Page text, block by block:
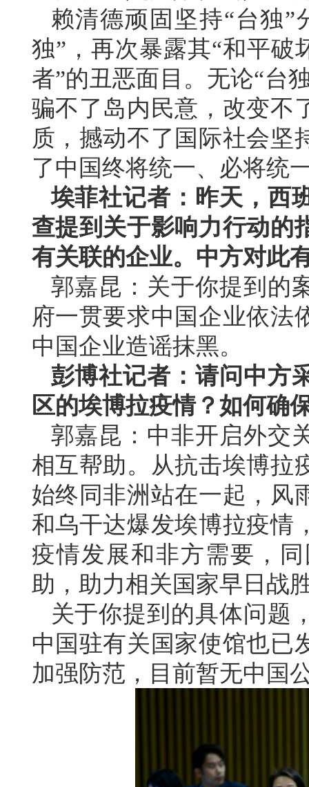
赖清德顽固坚持“台独”
独”，再次暴露其“和平破
者”的丑恶面目。无论“台
骗不了岛内民意，改变不
质，撼动不了国际社会坚
了中国终将统一、必将统
埃菲社记者：昨天，西
查提到关于影响力行动的
有关联的企业。中方对此
郭嘉昆：关于你提到的
府一贯要求中国企业依法
中国企业造谣抹黑。
彭博社记者：请问中方
区的埃博拉疫情？如何确
郭嘉昆：中非开启外交
相互帮助。从抗击埃博拉
始终同非洲站在一起，风
和乌干达爆发埃博拉疫情
疫情发展和非方需要，
助，助力相关国家早日战
关于你提到的具体问题
中国驻有关国家使馆也已
加强防范，目前暂无中国